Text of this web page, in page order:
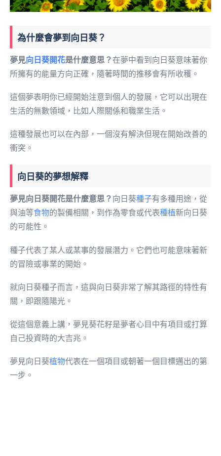
為什麼會夢到向日葵？
夢見向日葵開花是什麼意思？在夢中看到向日葵意味著你
所擁有的能量方向正確，隨著時間的推移會有所收穫。
這個夢表明你已經開始注意到個人的發展，它可以出現在
生活的無數領域，比如人際關係和職業生活。
這種發展也可以在內部，一個沒有解決但現在開始改善的
衝突。
向日葵的夢想解釋
夢見向日葵開花是什麼意思？ 向日葵種子有多種用途，從
與油等食物的製備相關，到作為零食或代表種植新向日葵
的可能性。
種子代表了某人或某事的發展潛力。它們也可能意味著新
的冒險或事業的開始。
就向日葵種子而言，這與向日葵非常了解其路徑的特性有
關，即跟隨陽光。
從這個意義上講，夢見葵花籽是夢者心目中有項目或打算
自己投資時的大吉兆。
夢見向日葵植物代表在一個項目或朝著一個目標邁出的第
一步。